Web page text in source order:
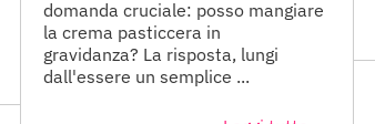
domanda cruciale: posso mangiare
la crema pasticcera in
gravidanza? La risposta, lungi
dall'essere un semplice ...